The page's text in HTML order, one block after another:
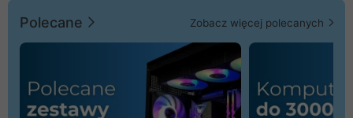
Polecane Zobacz więcej polecanych